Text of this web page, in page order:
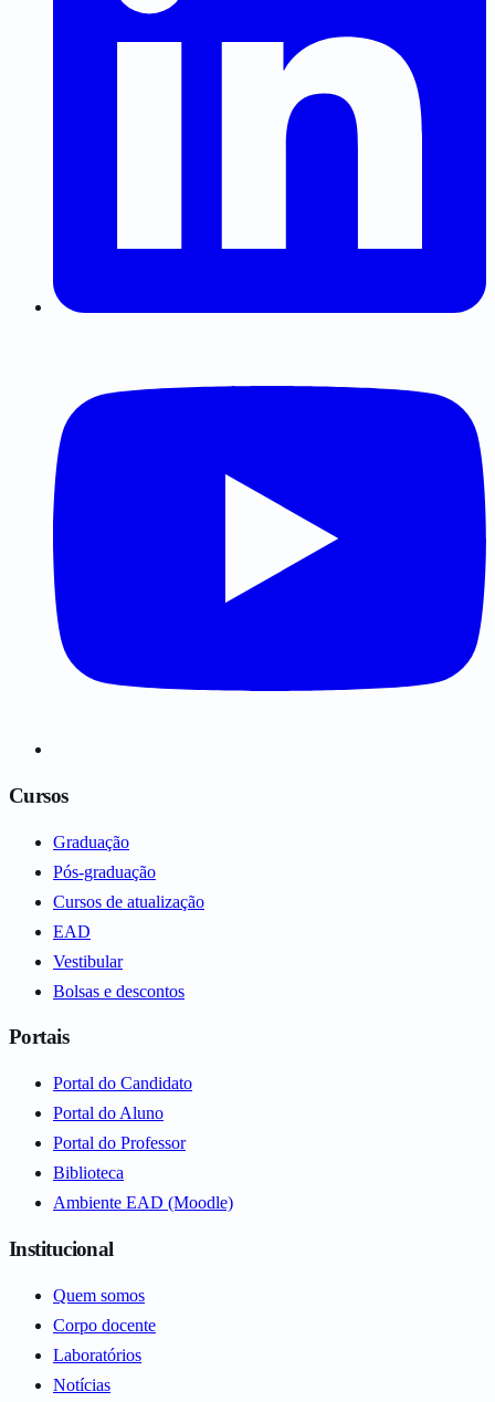
Cursos
Graduação
Pós-graduação
Cursos de atualização
EAD
Vestibular
Bolsas e descontos
Portais
Portal do Candidato
Portal do Aluno
Portal do Professor
Biblioteca
Ambiente EAD (Moodle)
Institucional
Quem somos
Corpo docente
Laboratórios
Notícias